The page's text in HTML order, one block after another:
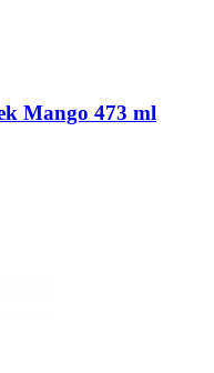
Mango 473 ml